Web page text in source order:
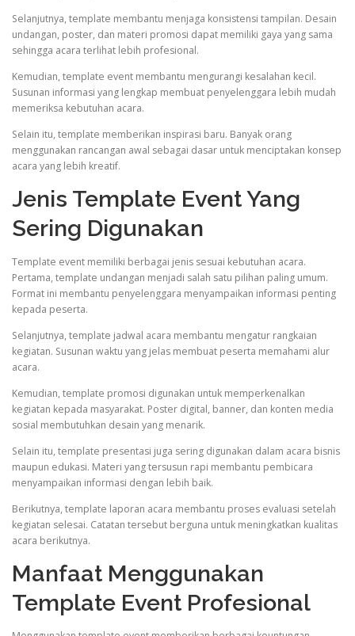
Selanjutnya, template membantu menjaga konsistensi tampilan. Desain
undangan, poster, dan materi promosi dapat memiliki gaya yang sama
sehingga acara terlihat lebih profesional.
Kemudian, template event membantu mengurangi kesalahan kecil.
Susunan informasi yang lengkap membuat penyelenggara lebih mudah
memeriksa kebutuhan acara.
Selain itu, template memberikan inspirasi baru. Banyak orang
menggunakan rancangan awal sebagai dasar untuk menciptakan konsep
acara yang lebih kreatif.
Jenis Template Event Yang
Sering Digunakan
Template event memiliki berbagai jenis sesuai kebutuhan acara.
Pertama, template undangan menjadi salah satu pilihan paling umum.
Format ini membantu penyelenggara menyampaikan informasi penting
kepada peserta.
Selanjutnya, template jadwal acara membantu mengatur rangkaian
kegiatan. Susunan waktu yang jelas membuat peserta memahami alur
acara.
Kemudian, template promosi digunakan untuk memperkenalkan
kegiatan kepada masyarakat. Poster digital, banner, dan konten media
sosial membutuhkan desain yang menarik.
Selain itu, template presentasi juga sering digunakan dalam acara bisnis
maupun edukasi. Materi yang tersusun rapi membantu pembicara
menyampaikan informasi dengan lebih baik.
Berikutnya, template laporan acara membantu proses evaluasi setelah
kegiatan selesai. Catatan tersebut berguna untuk meningkatkan kualitas
acara berikutnya.
Manfaat Menggunakan
Template Event Profesional